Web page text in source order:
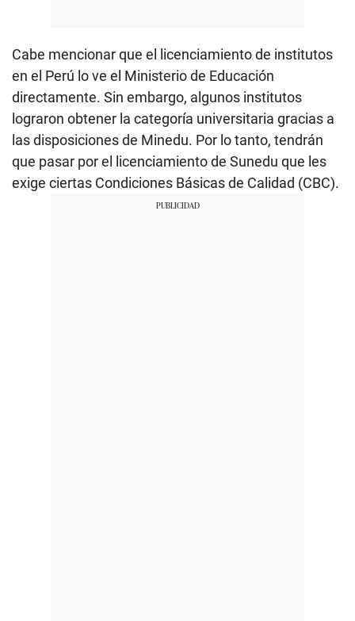
Cabe mencionar que el licenciamiento de institutos
en el Perú lo ve el Ministerio de Educación
directamente. Sin embargo, algunos institutos
lograron obtener la categoría universitaria gracias a
las disposiciones de Minedu. Por lo tanto, tendrán
que pasar por el licenciamiento de Sunedu que les
exige ciertas Condiciones Básicas de Calidad (CBC).